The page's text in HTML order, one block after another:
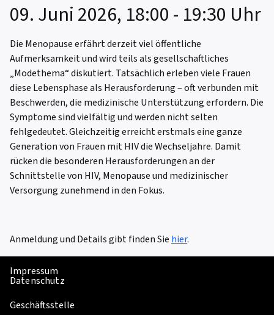
09. Juni 2026, 18:00 - 19:30 Uhr
Die Menopause erfährt derzeit viel öffentliche
Aufmerksamkeit und wird teils als gesellschaftliches
„Modethema“ diskutiert. Tatsächlich erleben viele Frauen
diese Lebensphase als Herausforderung – oft verbunden mit
Beschwerden, die medizinische Unterstützung erfordern. Die
Symptome sind vielfältig und werden nicht selten
fehlgedeutet. Gleichzeitig erreicht erstmals eine ganze
Generation von Frauen mit HIV die Wechseljahre. Damit
rücken die besonderen Herausforderungen an der
Schnittstelle von HIV, Menopause und medizinischer
Versorgung zunehmend in den Fokus.
Anmeldung und Details gibt finden Sie hier.
Impressum
Datenschutz
Geschäftsstelle